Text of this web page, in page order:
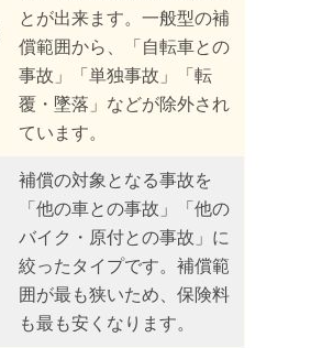
とが出来ます。一般型の補
償範囲から、「自転車との
事故」「単独事故」「転
覆・墜落」などが除外され
ています。
補償の対象となる事故を
「他の車との事故」「他の
バイク・原付との事故」に
絞ったタイプです。補償範
囲が最も狭いため、保険料
も最も安くなります。